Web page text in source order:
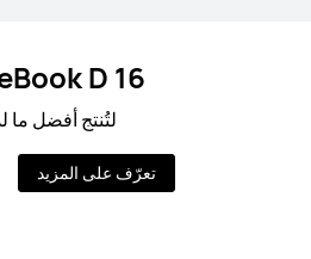
D 16
لتُنتج أفضل ما
تعرّف على المزيد